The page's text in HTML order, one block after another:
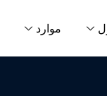
موارد